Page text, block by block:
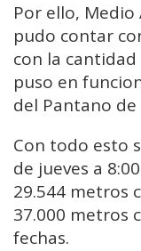
Por ello,
pudo contar
con la
puso en
del Pantano de
Con todo esto
de jueves a
29.544 metros
37.000 metros
fechas.